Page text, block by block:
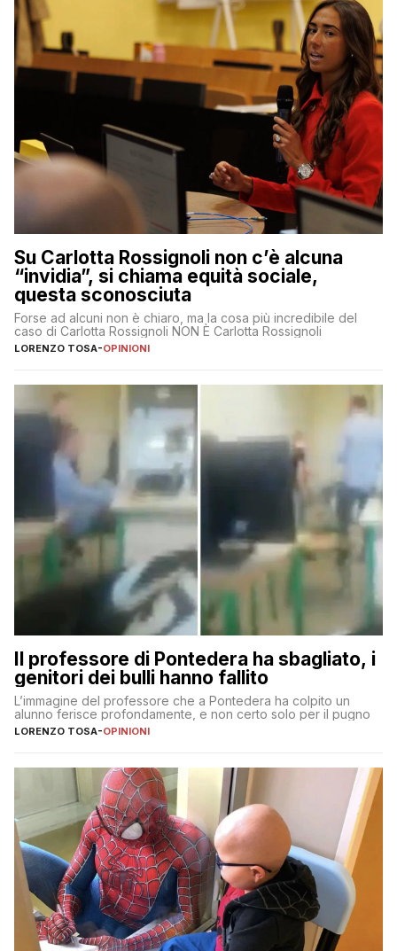
Su Carlotta Rossignoli non c’è alcuna
“invidia”, si chiama equità sociale,
questa sconosciuta
Forse ad alcuni non è chiaro, ma la cosa più incredibile del
caso di Carlotta Rossignoli NON È Carlotta Rossignoli
LORENZO TOSA-OPINIONI
Il professore di Pontedera ha sbagliato, i
genitori dei bulli hanno fallito
L’immagine del professore che a Pontedera ha colpito un
alunno ferisce profondamente, e non certo solo per il pugno
LORENZO TOSA-OPINIONI